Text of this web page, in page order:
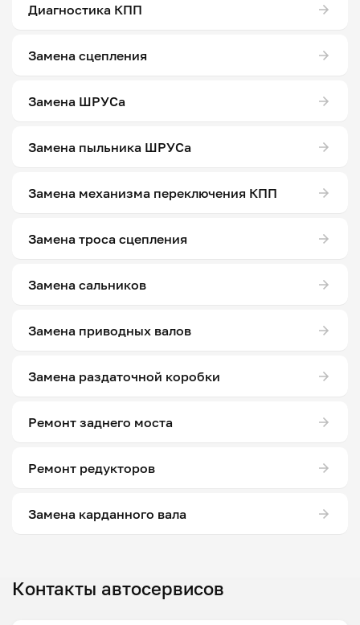
Диагностика КПП
Замена сцепления
Замена ШРУСа
Замена пыльника ШРУСа
Замена механизма переключения КПП
Замена троса сцепления
Замена сальников
Замена приводных валов
Замена раздаточной коробки
Ремонт заднего моста
Ремонт редукторов
Замена карданного вала
Контакты автосервисов